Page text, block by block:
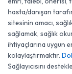
hasta/danışan
sitesinin amacı,
sağlamak, sağlık
ihtiyaçlarına uygun
kolaylaştırmaktır.
Sağlayıcısını